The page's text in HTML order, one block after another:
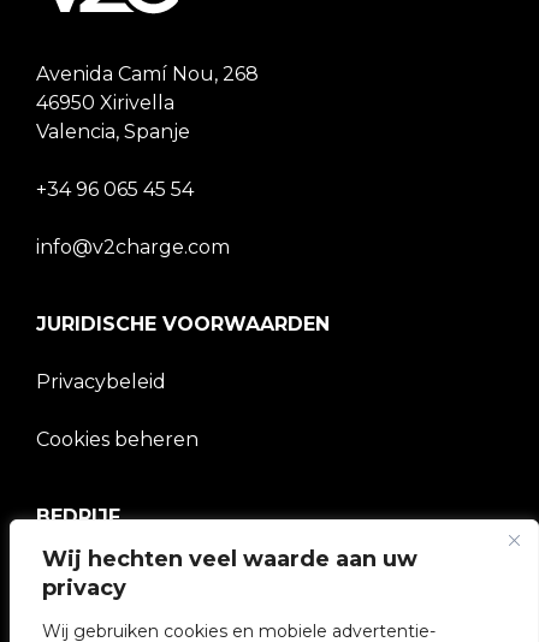
Wij hechten veel waarde aan uw
privacy
Wij gebruiken cookies en mobiele advertentie-
Avenida Camí Nou, 268
46950 Xirivella
Valencia, Spanje
+34 96 065 45 54
info@v2charge.com
JURIDISCHE VOORWAARDEN
Privacybeleid
Cookies beheren
BEDRIJF
V2C Gemeenschap
e-Chargers